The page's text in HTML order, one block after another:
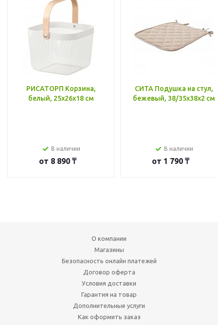
РИСАТОРП Корзина,
белый, 25x26x18 см
В наличии
от 8 890 ₸
СИТА Подушка на стул,
бежевый, 38/35x38x2 см
В наличии
от 1 790 ₸
О компании
Магазины
Безопасность онлайн платежей
Договор оферта
Условия доставки
Гарантия на товар
Дополнительные услуги
Как оформить заказ